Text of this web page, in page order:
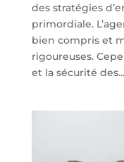
des stratégies
primordiale.
bien compris et
rigoureuses.
et la sécurité des...